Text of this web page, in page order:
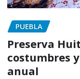
PUEBLA
Preserva
costumbres
anual